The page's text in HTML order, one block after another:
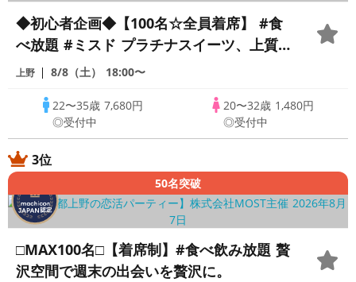
◆初心者企画◆【100名☆全員着席】 #食
べ放題 #ミスド プラチナスイーツ、上質
ストランでハイランクの出逢いを。
上野 8/8（土） 18:00〜
22〜35歳 7,680円
◎受付中
20〜32歳 1,480円
◎受付中
3位
50名突破
□MAX100名□【着席制】#食べ飲み放題 贅
沢空間で週末の出会いを贅沢に。